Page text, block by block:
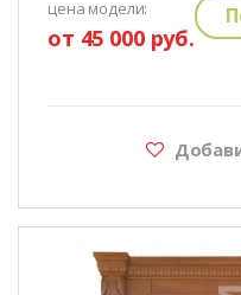
цена модели:
от 45 000 руб.